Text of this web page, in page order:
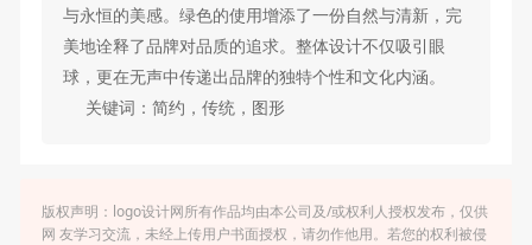
与永恒的美感。绿色的使用增添了一份自然与清新，完
美地诠释了品牌对品质的追求。整体设计不仅吸引眼
球，更在无声中传递出品牌的独特个性和文化内涵。
关键词：简约，传统，图形
版权声明：logo设计网所有作品均由本公司及/或权利人授权发布，仅供
网 友学习交流，未经上传用户书面授权，请勿作他用。若您的权利被侵